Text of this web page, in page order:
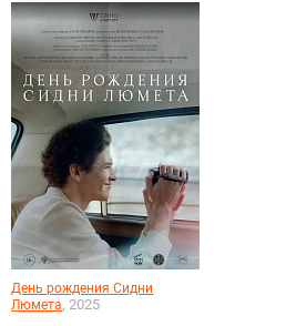
День рождения Сидни
Люмета, 2025